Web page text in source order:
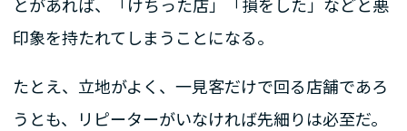
とがあれば、「けちった店」「損をした」などと悪
印象を持たれてしまうことになる。
たとえ、立地がよく、一見客だけで回る店舗であろ
うとも、リピーターがいなければ先細りは必至だ。